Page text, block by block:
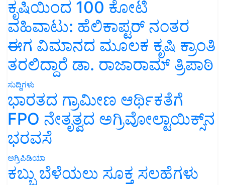
ಕೃಷಿಯಿಂದ 100 ಕೋಟಿ
ವಹಿವಾಟು: ಹೆಲಿಕಾಪ್ಟರ್ ನಂತರ
ಈಗ ವಿಮಾನದ ಮೂಲಕ ಕೃಷಿ ಕ್ರಾಂತಿ
ತರಲಿದ್ದಾರೆ ಡಾ. ರಾಜಾರಾಮ್ ತ್ರಿಪಾಠಿ
ಸುದ್ದಿಗಳು
ಭಾರತದ ಗ್ರಾಮೀಣ ಆರ್ಥಿಕತೆಗೆ
FPO ನೇತೃತ್ವದ ಅಗ್ರಿವೋಲ್ಟಾಯಿಕ್ಸ್‌ನ
ಭರವಸೆ
ಅಗ್ರಿಪಿಡಿಯಾ
ಕಬ್ಬು ಬೆಳೆಯಲು ಸೂಕ್ತ ಸಲಹೆಗಳು